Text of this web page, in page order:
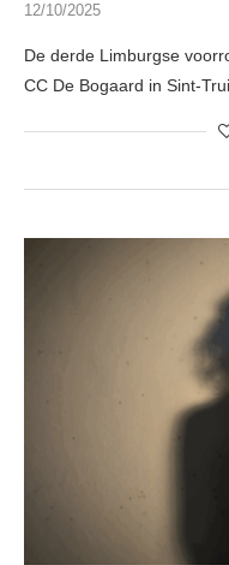
12/10/2025
De derde Limburgse
CC De Bogaard in Sint-